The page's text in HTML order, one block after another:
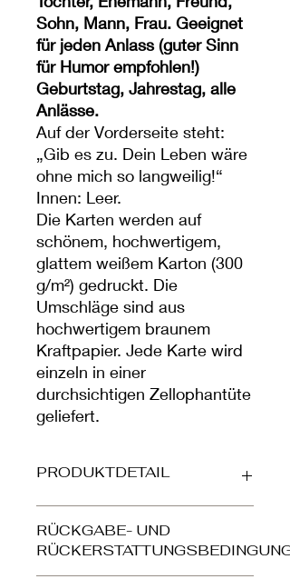
Sohn, Mann, Frau. Geeignet
für jeden Anlass (guter Sinn
für Humor empfohlen!)
Geburtstag, Jahrestag, alle
Anlässe.
Auf der Vorderseite steht:
„Gib es zu. Dein Leben wäre
ohne mich so langweilig!“
Innen: Leer.
Die Karten werden auf
schönem, hochwertigem,
glattem weißem Karton (300
g/m²) gedruckt. Die
Umschläge sind aus
hochwertigem braunem
Kraftpapier. Jede Karte wird
einzeln in einer
durchsichtigen Zellophantüte
geliefert.
PRODUKTDETAIL
hochwertiger, glatter, matter Karte
(300 g/m²). Der Umschlag ist aus
hochwertigem braunem Kraftpapier.
RÜCKGABE- UND